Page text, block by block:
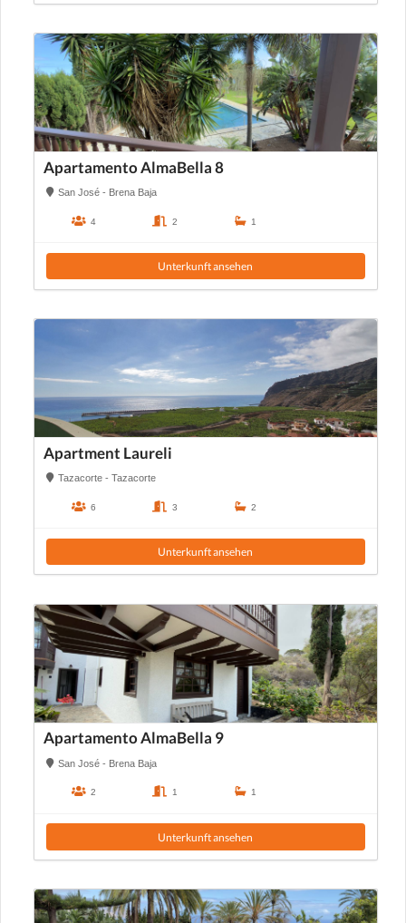
Apartamento AlmaBella 8
San José - Brena Baja
4 2 1
Unterkunft ansehen
Apartment Laureli
Tazacorte - Tazacorte
6 3 2
Unterkunft ansehen
Apartamento AlmaBella 9
San José - Brena Baja
2 1 1
Unterkunft ansehen